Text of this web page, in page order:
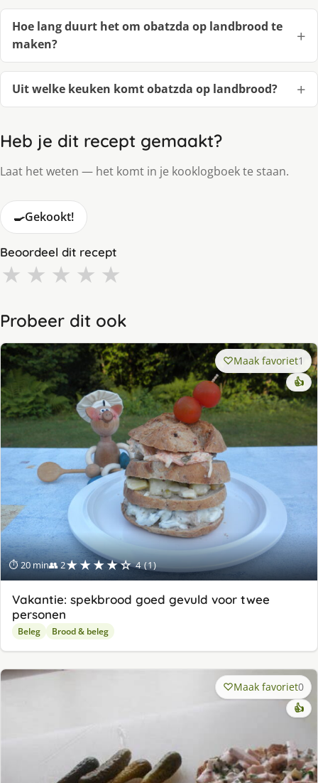
Hoe lang duurt het om obatzda op landbrood te
maken?
Uit welke keuken komt obatzda op landbrood?
Heb je dit recept gemaakt?
Laat het weten — het komt in je kooklogboek te staan.
🍳Gekookt!
Beoordeel dit recept
★ ★ ★ ★ ★
Probeer dit ook
⏱ 20 min👥 2★★★★☆ 4 (1)
Maak favoriet1
👍
Vakantie: spekbrood goed gevuld voor twee
personen
Beleg Brood & beleg
Maak favoriet0
👍